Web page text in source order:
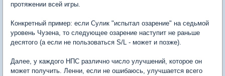
протяжении всей игры.
Конкретный пример: если Сулик "испытал озарение" на седьмой
уровень Чузена, то следующее озарение наступит не раньше
десятого (а если не пользоваться S/L - может и позже).
Далее, у каждого НПС различно число улучшений, которое он
может получить. Ленни, если не ошибаюсь, улучшается всего